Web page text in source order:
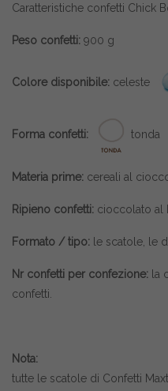
Caratteristiche confetti Chick
Peso confetti: 900 g
Colore disponibile: celeste
Forma confetti: tonda
Materia prime: cereali al
Ripieno confetti: cioccolato al
Formato / tipo: le scatole, le
Nr confetti per confezione: la
confetti.
Nota:
tutte le scatole di Confetti